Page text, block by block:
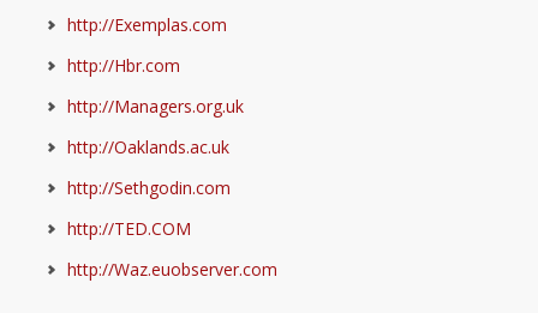
http://Exemplas.com
http://Hbr.com
http://Managers.org.uk
http://Oaklands.ac.uk
http://Sethgodin.com
http://TED.COM
http://Waz.euobserver.com